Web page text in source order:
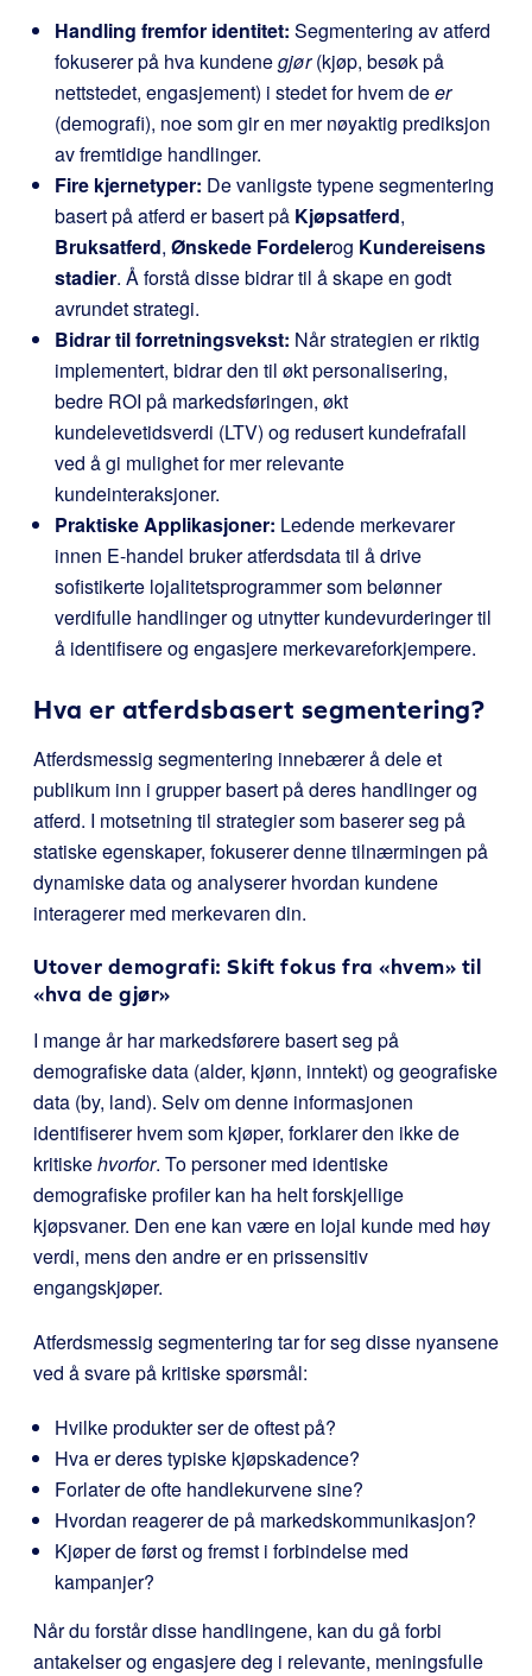
Handling fremfor identitet: Segmentering av atferd
fokuserer på hva kundenegjør(kjøp, besøk på
nettstedet, engasjement) i stedet for hvem deer
(demografi), noe som gir en mer nøyaktig prediksjon
av fremtidige handlinger.
Fire kjernetyper: De vanligste typene segmentering
basert på atferd er basert på Kjøpsatferd,
Bruksatferd, Ønskede Fordelerog Kundereisens
stadier. Å forstå disse bidrar til å skape en godt
avrundet strategi.
Bidrar til forretningsvekst: Når strategien er riktig
implementert, bidrar den til økt personalisering,
bedre ROI på markedsføringen, økt
kundelevetidsverdi (LTV) og redusert kundefrafall
ved å gi mulighet for mer relevante
kundeinteraksjoner.
Praktiske Applikasjoner: Ledende merkevarer
innen E-handel bruker atferdsdata til å drive
sofistikerte lojalitetsprogrammer som belønner
verdifulle handlinger og utnytter kundevurderinger til
å identifisere og engasjere merkevareforkjempere.
Hva er atferdsbasert segmentering?
Atferdsmessig segmentering innebærer å dele et
publikum inn i grupper basert på deres handlinger og
atferd. I motsetning til strategier som baserer seg på
statiske egenskaper, fokuserer denne tilnærmingen på
dynamiske data og analyserer hvordan kundene
interagerer med merkevaren din.
Utover demografi: Skift fokus fra «hvem» til
«hva de gjør»
I mange år har markedsførere basert seg på
demografiske data (alder, kjønn, inntekt) og geografiske
data (by, land). Selv om denne informasjonen
identifiserer hvem som kjøper, forklarer den ikke de
kritiskehvorfor. To personer med identiske
demografiske profiler kan ha helt forskjellige
kjøpsvaner. Den ene kan være en lojal kunde med høy
verdi, mens den andre er en prissensitiv
engangskjøper.
Atferdsmessig segmentering tar for seg disse nyansene
ved å svare på kritiske spørsmål:
Hvilke produkter ser de oftest på?
Hva er deres typiske kjøpskadence?
Forlater de ofte handlekurvene sine?
Hvordan reagerer de på markedskommunikasjon?
Kjøper de først og fremst i forbindelse med
kampanjer?
Når du forstår disse handlingene, kan du gå forbi
antakelser og engasjere deg i relevante, meningsfulle